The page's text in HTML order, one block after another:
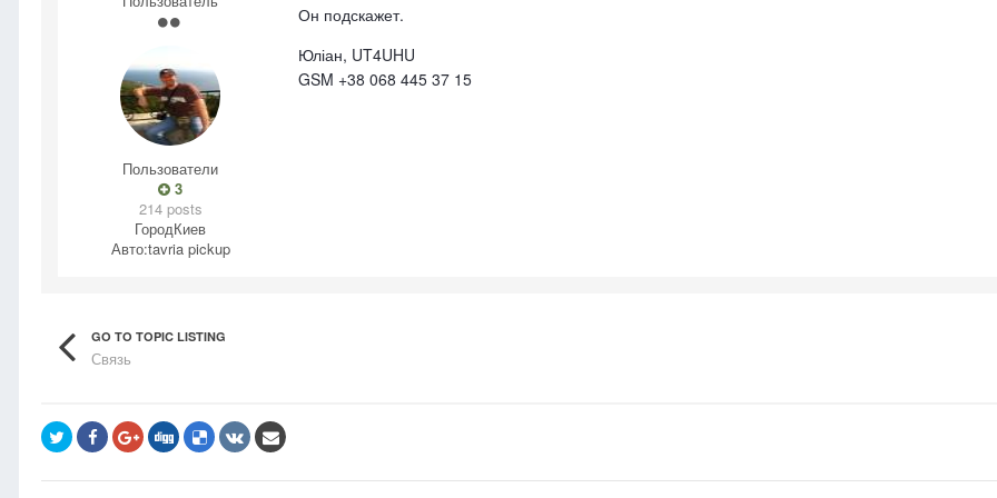
Пользователи
3
214 posts
ГородКиев
Авто:tavria pickup
Он подскажет.
Юліан, UT4UHU
GSM +38 068 445 37 15
GO TO TOPIC LISTING
Связь